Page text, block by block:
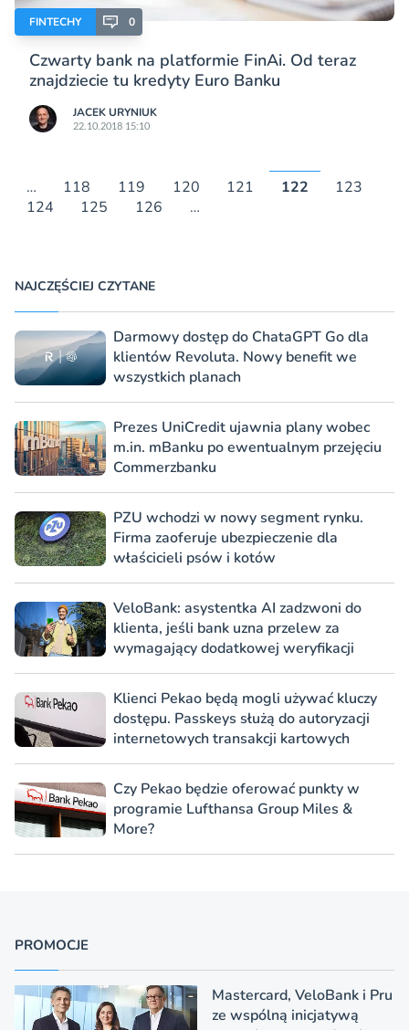
FINTECHY 0
Czwarty bank na platformie FinAi. Od teraz
znajdziecie tu kredyty Euro Banku
JACEK URYNIUK
22.10.2018 15:10
… 118 119 120 121 122
123
124
125 126 …
NAJCZĘŚCIEJ CZYTANE
Darmowy dostęp do ChataGPT Go dla
klientów Revoluta. Nowy benefit we
wszystkich planach
Prezes UniCredit ujawnia plany wobec
m.in. mBanku po ewentualnym przejęciu
Commerzbanku
PZU wchodzi w nowy segment rynku.
Firma zaoferuje ubezpieczenie dla
właścicieli psów i kotów
VeloBank: asystentka AI zadzwoni do
klienta, jeśli bank uzna przelew za
wymagający dodatkowej weryfikacji
Klienci Pekao będą mogli używać kluczy
dostępu. Passkeys służą do autoryzacji
internetowych transakcji kartowych
Czy Pekao będzie oferować punkty w
programie Lufthansa Group Miles &
More?
PROMOCJE
Mastercard, VeloBank i Pru
ze wspólną inicjatywą